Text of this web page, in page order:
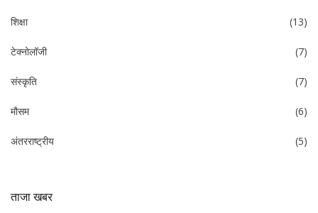
शिक्षा (13)
टेक्नोलॉजी (7)
संस्कृति (7)
मौसम (6)
अंतरराष्ट्रीय (5)
ताजा खबर